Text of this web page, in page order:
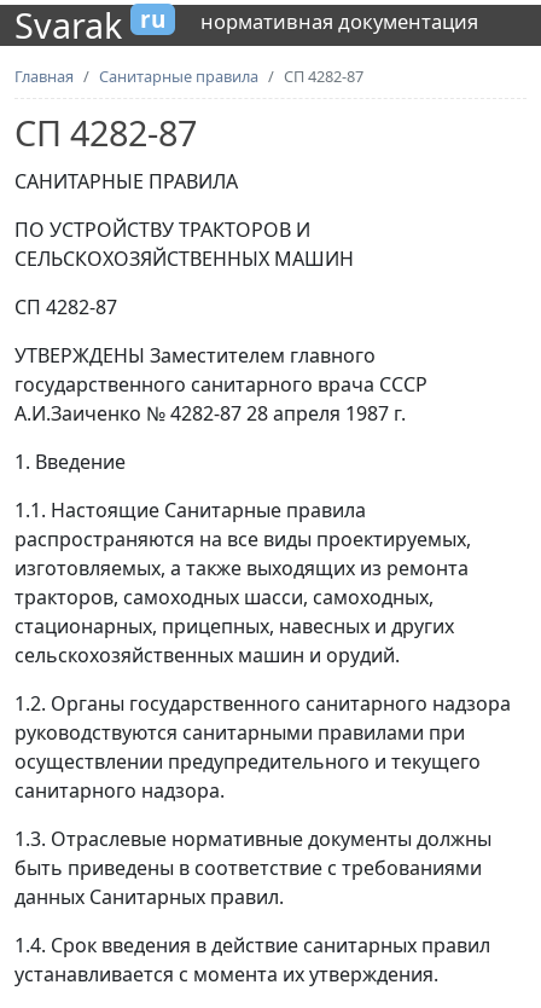
Svarak ru нормативная документация
Главная Санитарные правила СП 4282-87
СП 4282-87
САНИТАРНЫЕ ПРАВИЛА
ПО УСТРОЙСТВУ ТРАКТОРОВ И
СЕЛЬСКОХОЗЯЙСТВЕННЫХ МАШИН
СП 4282-87
УТВЕРЖДЕНЫ Заместителем главного
государственного санитарного врача СССР
А.И.Заиченко № 4282-87 28 апреля 1987 г.
1. Введение
1.1. Настоящие Санитарные правила
распространяются на все виды проектируемых,
изготовляемых, а также выходящих из ремонта
тракторов, самоходных шасси, самоходных,
стационарных, прицепных, навесных и других
сельскохозяйственных машин и орудий.
1.2. Органы государственного санитарного надзора
руководствуются санитарными правилами при
осуществлении предупредительного и текущего
санитарного надзора.
1.3. Отраслевые нормативные документы должны
быть приведены в соответствие с требованиями
данных Санитарных правил.
1.4. Срок введения в действие санитарных правил
устанавливается с момента их утверждения.